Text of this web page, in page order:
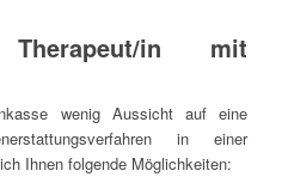
in mit
wenig Aussicht auf eine
in einer
Ihnen folgende Möglichkeiten: